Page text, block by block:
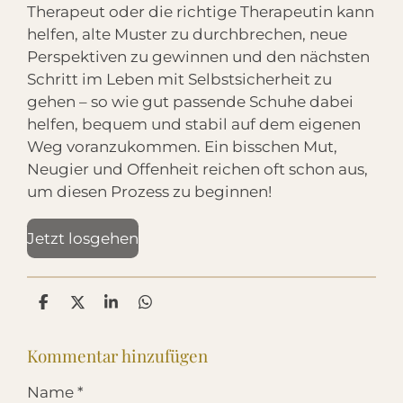
Therapeut oder die richtige Therapeutin kann
helfen, alte Muster zu durchbrechen, neue
Perspektiven zu gewinnen und den nächsten
Schritt im Leben mit Selbstsicherheit zu
gehen – so wie gut passende Schuhe dabei
helfen, bequem und stabil auf dem eigenen
Weg voranzukommen. Ein bisschen Mut,
Neugier und Offenheit reichen oft schon aus,
um diesen Prozess zu beginnen!
Jetzt losgehen
T
l
T
l
n
T
l
T
l
Kommentar hinzufügen
Name *